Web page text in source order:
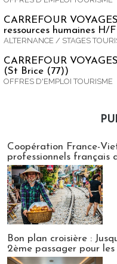
CARREFOUR
ressources humaines H/
ALTERNANCE / STAGES
CARREFOUR
(St Brice (77))
OFFRES D'EMPLOI TOURISME
Coopération France-
professionnels français
Bon plan croisière :
2ème passager pour